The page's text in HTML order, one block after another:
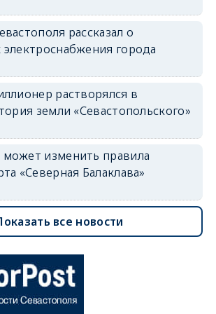
рассказал о
электроснабжения города
растворялся в
земли «Севастопольского»
изменить правила
«Северная Балаклава»
все новости